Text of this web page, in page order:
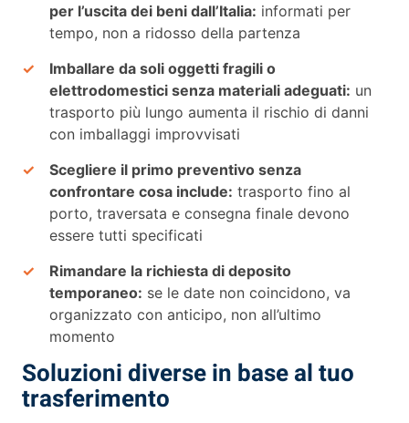
per l’uscita dei beni dall’Italia: informati per
tempo, non a ridosso della partenza
Imballare da soli oggetti fragili o
elettrodomestici senza materiali adeguati: un
trasporto più lungo aumenta il rischio di danni
con imballaggi improvvisati
Scegliere il primo preventivo senza
confrontare cosa include: trasporto fino al
porto, traversata e consegna finale devono
essere tutti specificati
Rimandare la richiesta di deposito
temporaneo: se le date non coincidono, va
organizzato con anticipo, non all’ultimo
momento
Soluzioni diverse in base al tuo
trasferimento